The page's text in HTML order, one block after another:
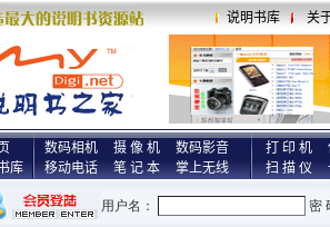
说明书库 关
库
数码相机 摄 像 机
数码影音
移动电话
笔 记 本 掌上无线
打 印 机
扫 描 仪